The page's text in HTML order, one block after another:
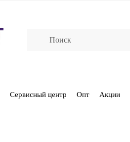
Сервисный центр Опт Акции